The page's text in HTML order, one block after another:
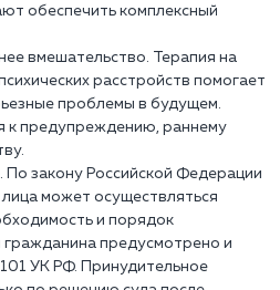
обеспечить комплексный
вмешательство. Терапия на
расстройств помогает
проблемы в будущем.
к предупреждению, раннему
закону Российской Федерации
может осуществляться
и порядок
гражданина предусмотрено и
УК РФ. Принудительное